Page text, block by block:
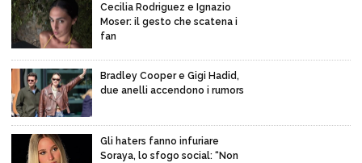
Cecilia Rodriguez e Ignazio
Moser: il gesto che scatena i
fan
Bradley Cooper e Gigi Hadid,
due anelli accendono i rumors
Gli haters fanno infuriare
Soraya, lo sfogo social: “Non